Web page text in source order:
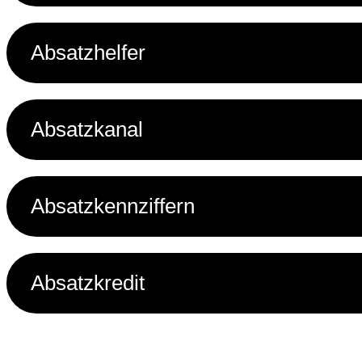
Absatzhelfer
Absatzkanal
Absatzkennziffern
Absatzkredit